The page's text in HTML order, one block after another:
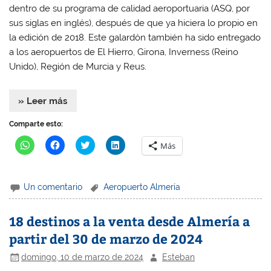
dentro de su programa de calidad aeroportuaria (ASQ, por
sus siglas en inglés), después de que ya hiciera lo propio en
la edición de 2018. Este galardón también ha sido entregado
a los aeropuertos de El Hierro, Girona, Inverness (Reino
Unido), Región de Murcia y Reus.
» Leer más
Comparte esto:
H
a
i
c
p
r
a
c
o
m
p
a
H
a
i
c
p
a
c
o
m
p
a
H
a
c
p
r
c
o
m
p
a
H
a
i
c
p
a
c
o
m
p
a
Más
Un comentario Aeropuerto Almería
18 destinos a la venta desde Almería a
partir del 30 de marzo de 2024
domingo, 10 de marzo de 2024 Esteban